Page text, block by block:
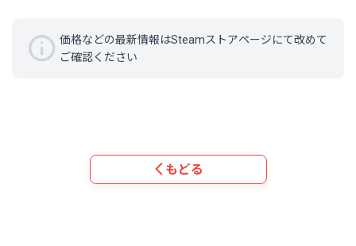
価格などの最新情報はSteamストアページにて改めて
ご確認ください
もどる